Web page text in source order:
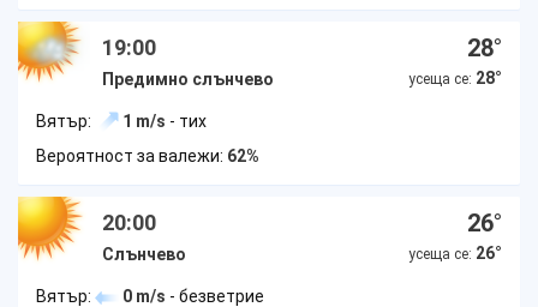
19:00
Предимно слънчево
28°
усеща се: 28°
Вятър: 1 m/s - тих
Вероятност за валежи: 62%
20:00
Слънчево
26°
усеща се: 26°
Вятър: 0 m/s - безветрие